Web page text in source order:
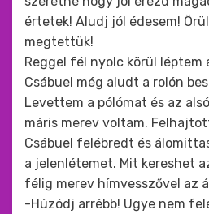
értetek! Aludj jól édesem!
megtettük!
Reggel fél nyolc körül léptem
Csábuel még aludt a rolón
Levettem a pólómat és az
máris merev voltam.
Csábuel felébredt és
a jelenlétemet. Mit kereshet
félig merev hímvesszővel az
-Húzódj arrébb! Ugye nem